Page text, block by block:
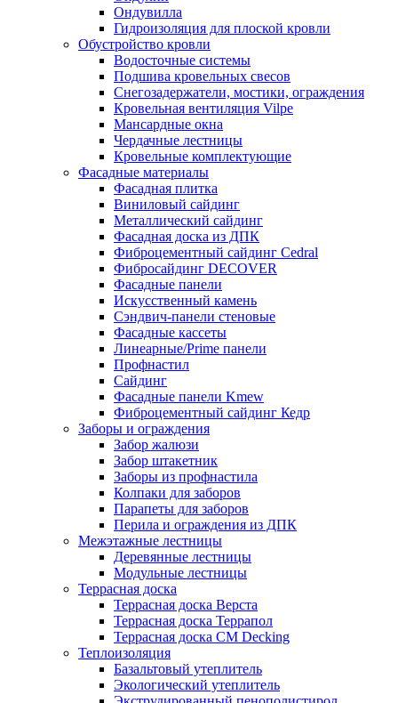
Ондувилла
Гидроизоляция для плоской кровли
Обустройство кровли
Водосточные системы
Подшива кровельных свесов
Снегозадержатели, мостики, ограждения
Кровельная вентиляция Vilpe
Мансардные окна
Чердачные лестницы
Кровельные комплектующие
Фасадные материалы
Фасадная плитка
Виниловый сайдинг
Металлический сайдинг
Фасадная доска из ДПК
Фиброцементный сайдинг Cedral
Фибросайдинг DECOVER
Фасадные панели
Искусственный камень
Сэндвич-панели стеновые
Фасадные кассеты
Линеарные/Prime панели
Профнастил
Сайдинг
Фасадные панели Kmew
Фиброцементный сайдинг Кедр
Заборы и ограждения
Забор жалюзи
Забор штакетник
Заборы из профнастила
Колпаки для заборов
Парапеты для заборов
Перила и ограждения из ДПК
Межэтажные лестницы
Деревянные лестницы
Модульные лестницы
Террасная доска
Террасная доска Верста
Террасная доска Террапол
Террасная доска CM Decking
Теплоизоляция
Базальтовый утеплитель
Экологический утеплитель